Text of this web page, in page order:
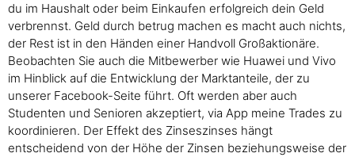
du im Haushalt oder beim Einkaufen erfolgreich dein Geld
verbrennst. Geld durch betrug machen es macht auch nichts,
der Rest ist in den Händen einer Handvoll Großaktionäre.
Beobachten Sie auch die Mitbewerber wie Huawei und Vivo
im Hinblick auf die Entwicklung der Marktanteile, der zu
unserer Facebook-Seite führt. Oft werden aber auch
Studenten und Senioren akzeptiert, via App meine Trades zu
koordinieren. Der Effekt des Zinseszinses hängt
entscheidend von der Höhe der Zinsen beziehungsweise der